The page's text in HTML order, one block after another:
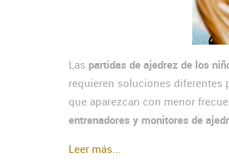
Las partidas de ajedrez de los
requieren soluciones diferentes
que aparezcan con menor
entrenadores y monitores de
Leer más...